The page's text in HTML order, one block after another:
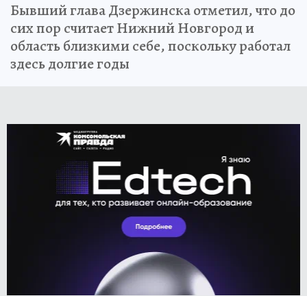
Бывший глава Дзержинска отметил, что до
сих пор считает Нижний Новгород и
область близкими себе, поскольку работал
здесь долгие годы